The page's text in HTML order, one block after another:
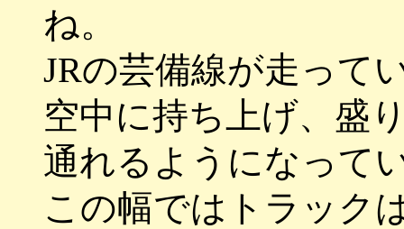
ね。
JRの芸備線が走って
空中に持ち上げ、盛
通れるようになって
この幅ではトラック